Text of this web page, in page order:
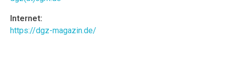
Internet:
https://dgz-magazin.de/